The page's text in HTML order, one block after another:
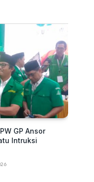
GP Ansor
Intruksi